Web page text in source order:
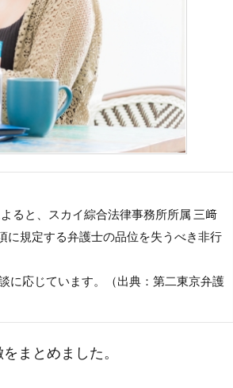
ると、スカイ綜合法律事務所所属 三﨑
規定する弁護士の品位を失うべき非行
に応じています。（出典：第二東京弁護
まとめました。